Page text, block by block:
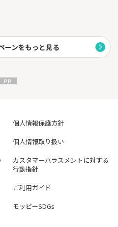
ーンをもっと見る
個人情報保護方針
個人情報取り扱い
カスタマーハラスメントに対する
行動指針
ご利用ガイド
モッピーSDGs